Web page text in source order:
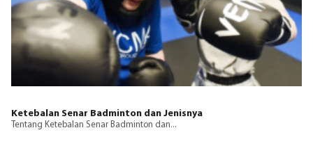
Bagaimana Ankle Support Meningkatkan Keseimbangan Saat
Berolahraga